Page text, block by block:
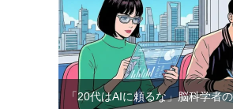
「20代はAIに頼るな」脳科学者